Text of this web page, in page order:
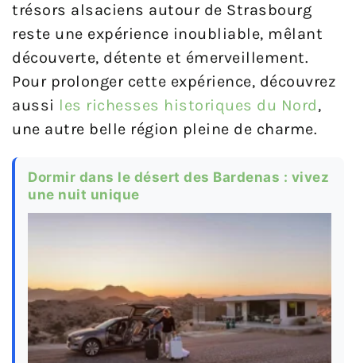
trésors alsaciens autour de Strasbourg
reste une expérience inoubliable, mêlant
découverte, détente et émerveillement.
Pour prolonger cette expérience, découvrez
aussi les richesses historiques du Nord,
une autre belle région pleine de charme.
Dormir dans le désert des Bardenas : vivez
une nuit unique